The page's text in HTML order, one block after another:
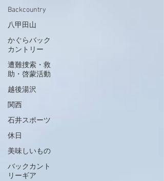
Backcountry
八甲田山
かぐらバック
カントリー
遭難捜索・救
助・啓蒙活動
越後湯沢
関西
石井スポーツ
休日
美味しいもの
バックカント
リーギア